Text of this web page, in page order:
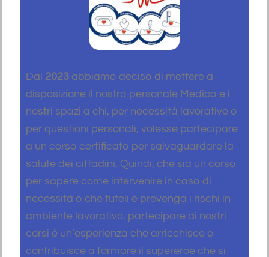
Dal 2023 abbiamo deciso di mettere a
disposizione il nostro personale Medico e i
nostri spazi a chi, per necessità lavorative o
per questioni personali, volesse partecipare
a un corso certificato per salvaguardare la
salute dei cittadini. Quindi, che sia un corso
per sapere come intervenire in caso di
necessità o che tuteli e prevenga i rischi in
ambiente lavorativo, partecipare ai nostri
corsi è un’esperienza che arricchisce e
contribuisce a formare il supereroe che si